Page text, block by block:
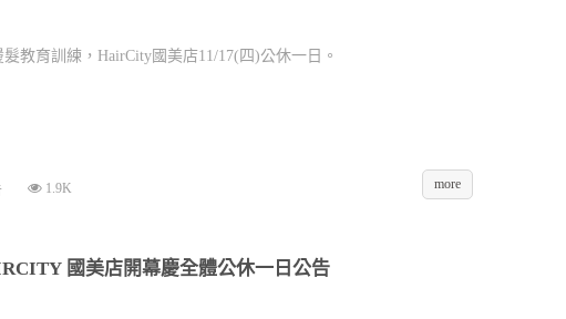
教育訓練，HairCity國美店11/17(四)公休一日。
1.9K more
國美店開幕慶全體公休一日公告